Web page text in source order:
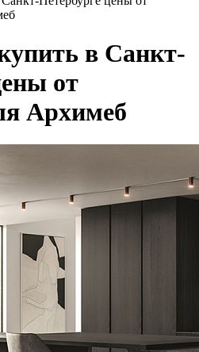
в Санкт-
от
Архимеб